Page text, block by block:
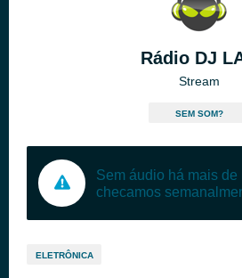
Rádio DJ
Stream
SEM SOM?
Sem áudio há mais de
checamos
ELETRÔNICA